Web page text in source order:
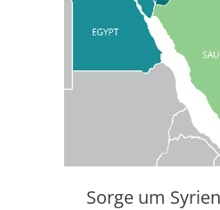
Sorge um